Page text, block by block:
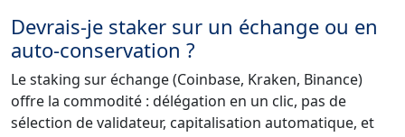
Devrais-je staker sur un échange ou en
auto-conservation ?
Le staking sur échange (Coinbase, Kraken, Binance)
offre la commodité : délégation en un clic, pas de
sélection de validateur, capitalisation automatique, et